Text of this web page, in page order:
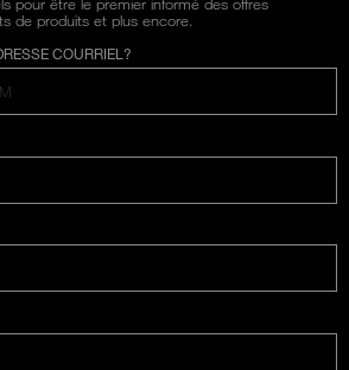
pour être le premier informé des offres
de produits et plus encore.
COURRIEL?